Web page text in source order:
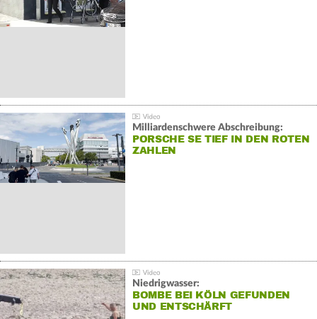
Milliardenschwere Abschreibung:
PORSCHE SE TIEF IN DEN ROTEN
ZAHLEN
Niedrigwasser:
BOMBE BEI KÖLN GEFUNDEN
UND ENTSCHÄRFT